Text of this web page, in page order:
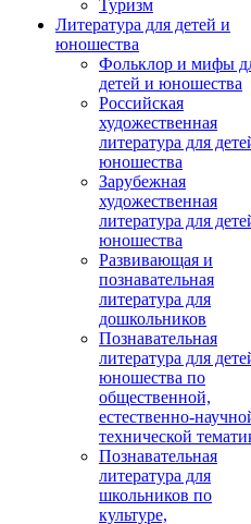
Туризм
Литература для детей и
юношества
Фольклор и мифы
детей и юношества
Российская
художественная
литература для
юношества
Зарубежная
художественная
литература для
юношества
Развивающая и
познавательная
литература для
дошкольников
Познавательная
литература для
юношества по
общественной,
естественно-
технической
Познавательная
литература для
школьников по
культуре,